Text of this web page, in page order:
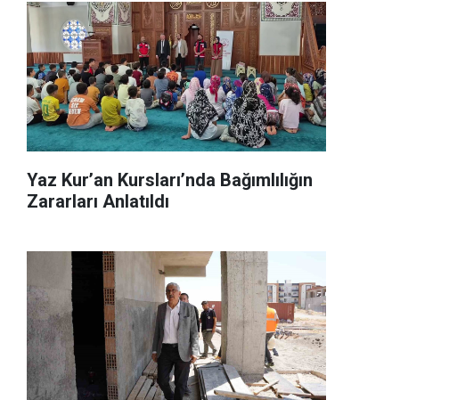
Yaz Kur’an Kursları’nda Bağımlılığın
Zararları Anlatıldı